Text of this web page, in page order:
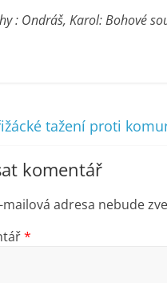
: Ondráš, Karol: Bohové
tažení proti
komentář
mailová adresa nebude
*